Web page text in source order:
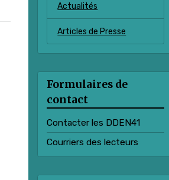
Actualités
Articles de Presse
Formulaires de
contact
Contacter les DDEN41
Courriers des lecteurs